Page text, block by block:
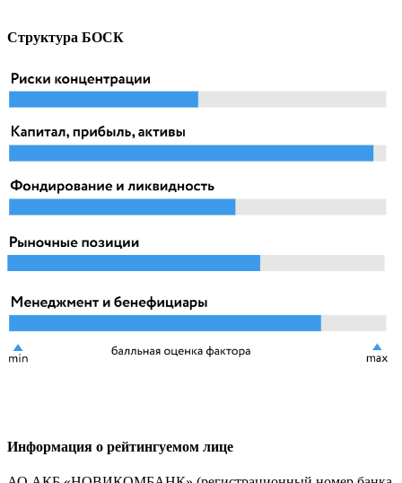
Структура БОСК
Информация о рейтингуемом лице